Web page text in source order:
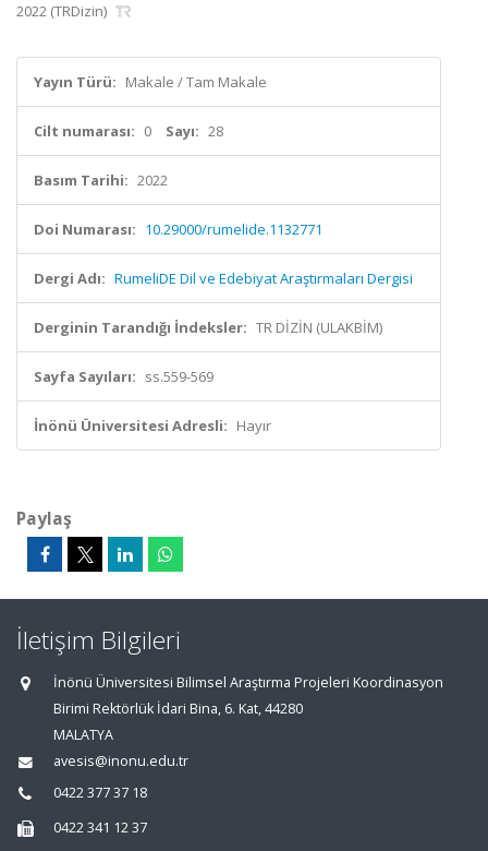
2022 (TRDizin)
Yayın Türü: Makale / Tam Makale
Cilt numarası: 0 Sayı: 28
Basım Tarihi: 2022
Doi Numarası: 10.29000/rumelide.1132771
Dergi Adı: RumeliDE Dil ve Edebiyat Araştırmaları Dergisi
Derginin Tarandığı İndeksler: TR DİZİN (ULAKBİM)
Sayfa Sayıları: ss.559-569
İnönü Üniversitesi Adresli: Hayır
Paylaş
İletişim Bilgileri
İnönü Üniversitesi Bilimsel Araştırma Projeleri Koordinasyon
Birimi Rektörlük İdari Bina, 6. Kat, 44280
MALATYA
avesis@inonu.edu.tr
0422 377 37 18
0422 341 12 37